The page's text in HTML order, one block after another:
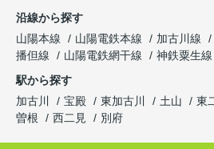
沿線から探す
山陽本線
山陽電鉄本線 加古川線
播但線
山陽電鉄網干線
神鉄粟生線
駅から探す
加古川
宝殿 東加古川 土山 東
曽根
西二見 別府